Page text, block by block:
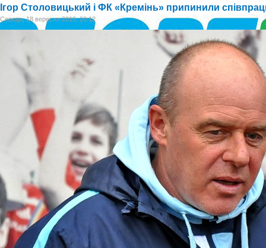
Ігор Столовицький і ФК «Кремінь» припинили
Середа, 18 вересня 2019, 20:12